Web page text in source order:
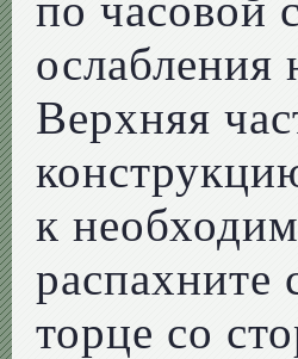
ослабления
Верхняя
к
распахните
торце со